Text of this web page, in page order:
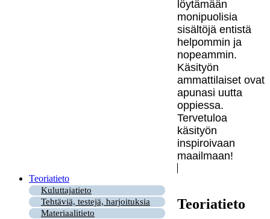
löytämään
monipuolisia
sisältöjä entistä
helpommin ja
nopeammin.
Käsityön
ammattilaiset ovat
apunasi uutta
oppiessa.
Tervetuloa
käsityön
inspiroivaan
maailmaan!
Teoriatieto
Kuluttajatieto
Tehtäviä, testejä, harjoituksia
Materiaalitieto
Teoriatieto